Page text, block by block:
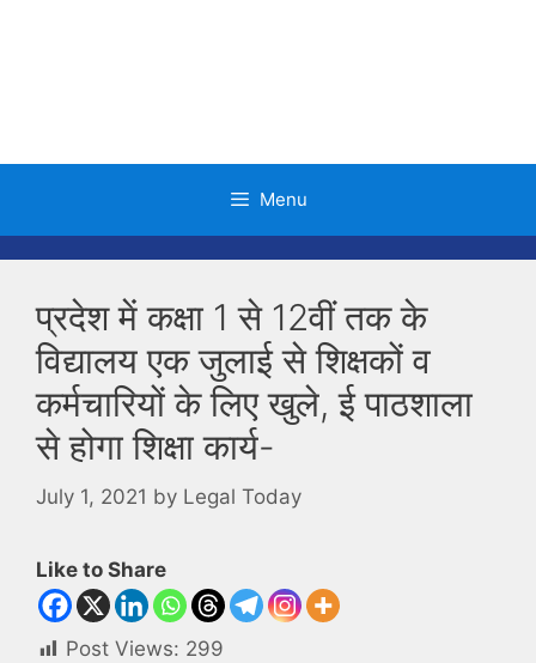
Menu
प्रदेश में कक्षा 1 से 12वीं तक के
विद्यालय एक जुलाई से शिक्षकों व
कर्मचारियों के लिए खुले, ई पाठशाला
से होगा शिक्षा कार्य-
July 1, 2021 by Legal Today
Like to Share
Post Views: 299